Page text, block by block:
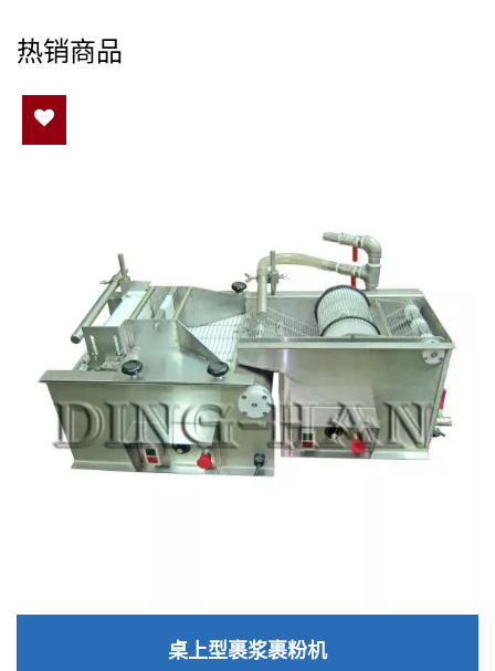
热销商品
桌上型裹浆裹粉机